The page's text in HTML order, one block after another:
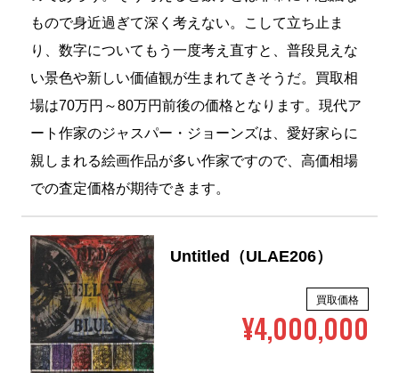
もので身近過ぎて深く考えない。こして立ち止ま
り、数字についてもう一度考え直すと、普段見えな
い景色や新しい価値観が生まれてきそうだ。買取相
場は70万円～80万円前後の価格となります。現代ア
ート作家のジャスパー・ジョーンズは、愛好家らに
親しまれる絵画作品が多い作家ですので、高価相場
での査定価格が期待できます。
Untitled（ULAE206）
買取価格
¥4,000,000